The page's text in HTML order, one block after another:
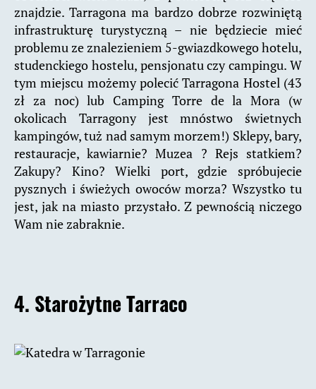
znajdzie. Tarragona ma bardzo dobrze rozwiniętą
infrastrukturę turystyczną – nie będziecie mieć
problemu ze znalezieniem 5-gwiazdkowego hotelu,
studenckiego hostelu, pensjonatu czy campingu. W
tym miejscu możemy polecić Tarragona Hostel (43
zł za noc) lub Camping Torre de la Mora (w
okolicach Tarragony jest mnóstwo świetnych
kampingów, tuż nad samym morzem!) Sklepy, bary,
restauracje, kawiarnie? Muzea ? Rejs statkiem?
Zakupy? Kino? Wielki port, gdzie spróbujecie
pysznych i świeżych owoców morza? Wszystko tu
jest, jak na miasto przystało. Z pewnością niczego
Wam nie zabraknie.
4. Starożytne Tarraco